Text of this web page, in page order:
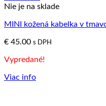
Nie je na sklade
MINI kožená kabelka v
€ 45.00 s DPH
Vypredané!
Viac info